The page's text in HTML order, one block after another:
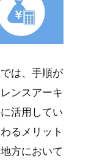
は、手順が
ンスアーキ
活用してい
るメリット
方において